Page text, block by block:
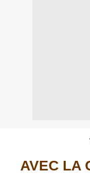
AVEC LA